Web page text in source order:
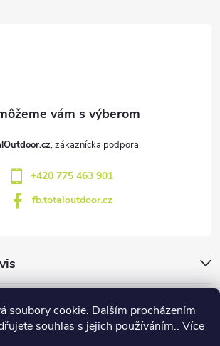
soubory cookie. Dalším procházením
souhlas s jejich používáním.. Více
+420 775 463 901
fb.totaloutdoor.cz